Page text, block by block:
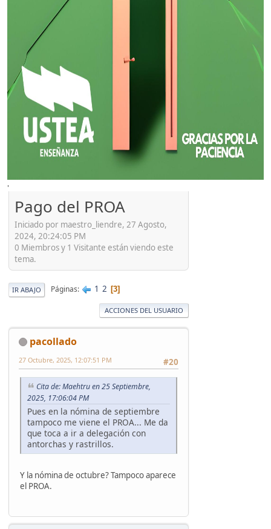
'
Pago del PROA
Iniciado por maestro_liendre, 27 Agosto,
2024, 20:24:05 PM
0 Miembros y 1 Visitante están viendo este
tema.
IR ABAJO Páginas 1 2 3
ACCIONES DEL USUARIO
pacollado
#20
27 Octubre, 2025, 12:07:51 PM
Cita de: Maehtru en 25 Septiembre,
2025, 17:06:04 PM
Pues en la nómina de septiembre
tampoco me viene el PROA... Me da
que toca a ir a delegación con
antorchas y rastrillos.
Y la nómina de octubre? Tampoco aparece
el PROA.